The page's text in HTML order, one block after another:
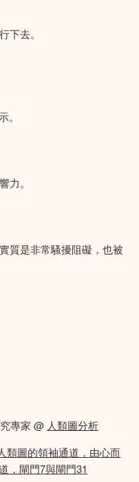
下去。
力。
質是非常騷擾阻礙，也被
專家 @ 人類圖分析
類圖的領袖通道，由心而
，閘門7與閘門31